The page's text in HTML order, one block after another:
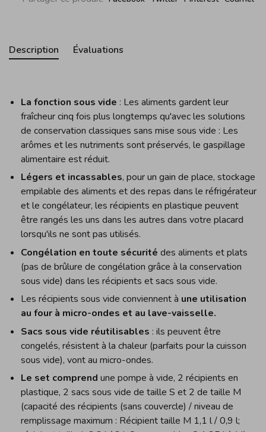
Description Évaluations
La fonction sous vide : Les aliments gardent leur
fraîcheur cinq fois plus longtemps qu'avec les solutions
de conservation classiques sans mise sous vide : Les
arômes et les nutriments sont préservés, le gaspillage
alimentaire est réduit.
Légers et incassables, pour un gain de place, stockage
empilable des aliments et des repas dans le réfrigérateur
et le congélateur, les récipients en plastique peuvent
être rangés les uns dans les autres dans votre placard
lorsqu'ils ne sont pas utilisés.
Congélation en toute sécurité des aliments et plats
(pas de brûlure de congélation grâce à la conservation
sous vide) dans les récipients et sacs sous vide.
Les récipients sous vide conviennent à une utilisation
au four à micro-ondes et au lave-vaisselle.
Sacs sous vide réutilisables : ils peuvent être
congelés, résistent à la chaleur (parfaits pour la cuisson
sous vide), vont au micro-ondes.
Le set comprend une pompe à vide, 2 récipients en
plastique, 2 sacs sous vide de taille S et 2 de taille M
(capacité des récipients (sans couvercle) / niveau de
remplissage maximum : Récipient taille M 1,1 l / 0,9 l;